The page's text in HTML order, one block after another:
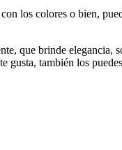
los colores o bien,
que brinde
gusta, también los